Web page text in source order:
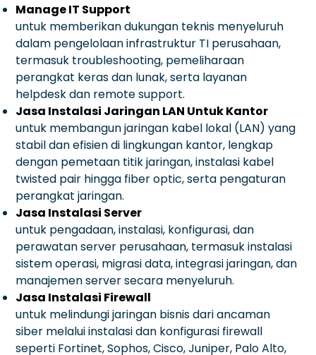
Manage IT Support
untuk memberikan dukungan teknis menyeluruh
dalam pengelolaan infrastruktur TI perusahaan,
termasuk troubleshooting, pemeliharaan
perangkat keras dan lunak, serta layanan
helpdesk dan remote support.
Jasa Instalasi Jaringan LAN Untuk Kantor
untuk membangun jaringan kabel lokal (LAN) yang
stabil dan efisien di lingkungan kantor, lengkap
dengan pemetaan titik jaringan, instalasi kabel
twisted pair hingga fiber optic, serta pengaturan
perangkat jaringan.
Jasa Instalasi Server
untuk pengadaan, instalasi, konfigurasi, dan
perawatan server perusahaan, termasuk instalasi
sistem operasi, migrasi data, integrasi jaringan, dan
manajemen server secara menyeluruh.
Jasa Instalasi Firewall
untuk melindungi jaringan bisnis dari ancaman
siber melalui instalasi dan konfigurasi firewall
seperti Fortinet, Sophos, Cisco, Juniper, Palo Alto,